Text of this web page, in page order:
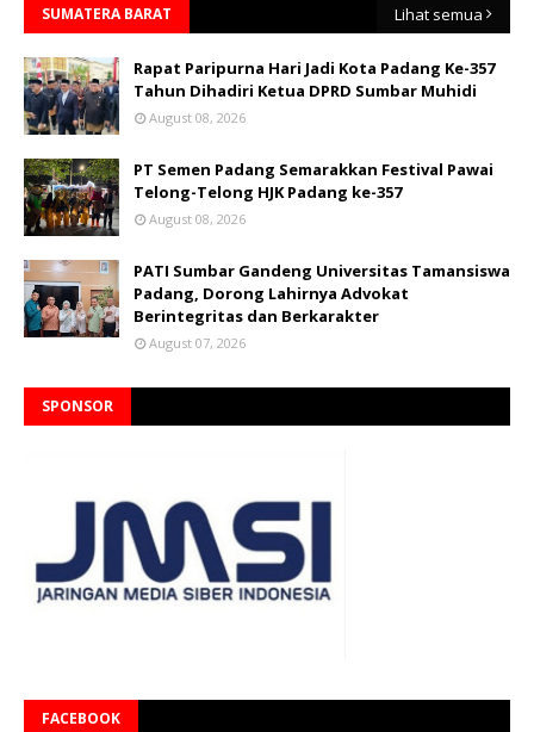
SUMATERA BARAT Lihat semua
Rapat Paripurna Hari Jadi Kota Padang Ke-357
Tahun Dihadiri Ketua DPRD Sumbar Muhidi
August 08, 2026
PT Semen Padang Semarakkan Festival Pawai
Telong-Telong HJK Padang ke-357
August 08, 2026
PATI Sumbar Gandeng Universitas Tamansiswa
Padang, Dorong Lahirnya Advokat
Berintegritas dan Berkarakter
August 07, 2026
SPONSOR
FACEBOOK